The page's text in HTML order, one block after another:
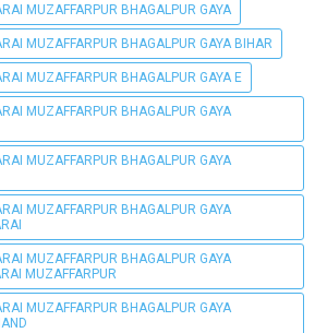
MUZAFFARPUR BHAGALPUR GAYA
MUZAFFARPUR BHAGALPUR GAYA BIHAR
MUZAFFARPUR BHAGALPUR GAYA E
MUZAFFARPUR BHAGALPUR GAYA
MUZAFFARPUR BHAGALPUR GAYA
MUZAFFARPUR BHAGALPUR GAYA
MUZAFFARPUR BHAGALPUR GAYA
MUZAFFARPUR
MUZAFFARPUR BHAGALPUR GAYA